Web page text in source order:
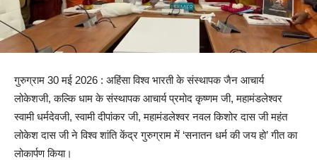
गुरुग्राम 30 मई 2026 : अहिंसा विश्व भारती के संस्थापक जैन आचार्य
लोकेशजी, कल्कि धाम के संस्थापक आचार्य प्रमोद कृष्णम जी, महामंडलेश्वर
स्वामी धर्मदेवजी, स्वामी दीपांकर जी, महामंडलेश्वर नवल किशोर दास जी महंत
लोकेश दास जी ने विश्व शांति केंद्र गुरुग्राम में ‘सनातन धर्म की जय हो’ गीत का
लोकार्पण किया।